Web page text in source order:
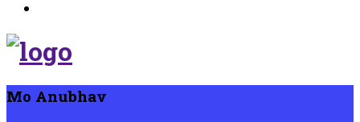
Mo Anubhav